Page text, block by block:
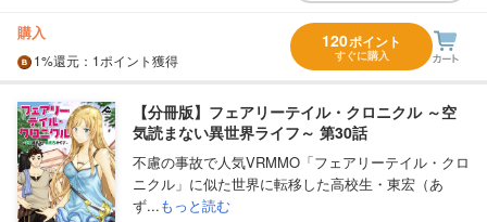
購入
1%還元 ：1ポイント獲得
120ポイント
すぐに購入
【分冊版】フェアリーテイル・クロニクル ～空
気読まない異世界ライフ～ 第30話
不慮の事故で人気VRMMO「フェアリーテイル・クロ
ニクル」に似た世界に転移した高校生・東宏（あ
ず...もっと読む